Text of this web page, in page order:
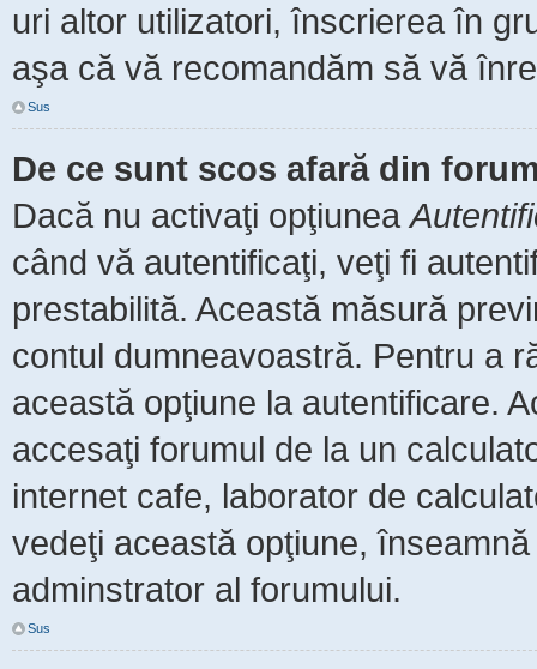
uri altor utilizatori, înscrierea în
aşa că vă recomandăm să vă
Sus
De ce sunt scos afară din
Dacă nu activaţi opţiunea
când vă autentificaţi, veţi fi
prestabilită. Această măsură
contul dumneavoastră. Pentru a
această opţiune la autentificare.
accesaţi forumul de la un
internet cafe, laborator de
vedeţi această opţiune,
adminstrator al forumului.
Sus